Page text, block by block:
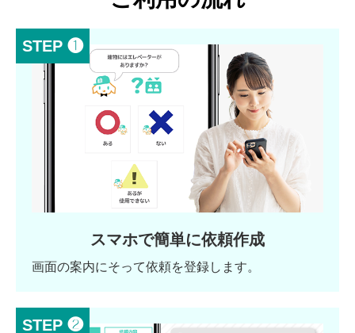
STEP ❶
スマホで簡単に依頼作成
画面の案内にそって依頼を登録します。
STEP ❷